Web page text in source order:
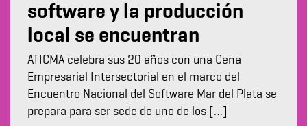
software y la producción
local se encuentran
ATICMA celebra sus 20 años con una Cena
Empresarial Intersectorial en el marco del
Encuentro Nacional del Software Mar del Plata se
prepara para ser sede de uno de los […]